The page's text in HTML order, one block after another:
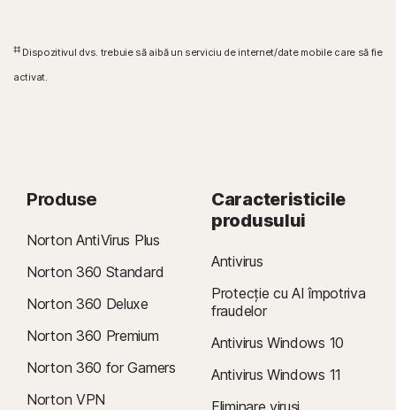
‡‡Dispozitivul dvs. trebuie să aibă un serviciu de internet/date mobile care să fie
activat.
Produse
Norton AntiVirus Plus
Norton 360 Standard
Norton 360 Deluxe
Norton 360 Premium
Norton 360 for Gamers
Norton VPN
Caracteristicile
produsului
Antivirus
Protecție cu AI împotriva
fraudelor
Antivirus Windows 10
Antivirus Windows 11
Eliminare viruși